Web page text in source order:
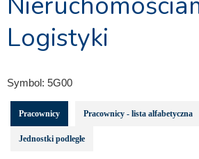
Logistyki
Symbol: 5G00
Pracownicy Pracownicy - lista alfabetyczna
Jednostki podległe